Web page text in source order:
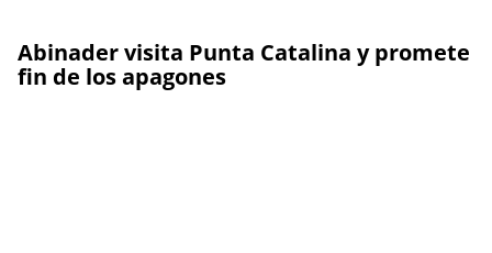
Abinader visita Punta Catalina y promete
fin de los apagones